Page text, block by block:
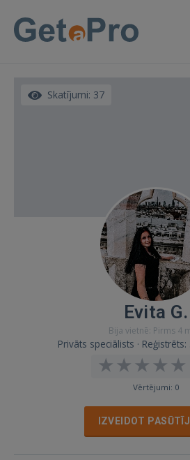
Skatījumi: 37
Evita G.
Bija vietnē: Pirms 4
Privāts speciālists ·
Vērtējumi: 0
IZVEIDOT